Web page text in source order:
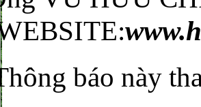
báo này